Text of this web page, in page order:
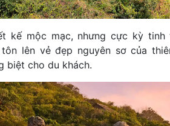
kế mộc mạc, nhưng cực kỳ tinh
lên vẻ đẹp nguyên sơ của
biệt cho du khách.